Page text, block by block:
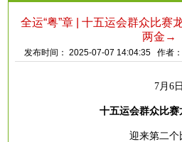
全运“粤”章 | 十五运会群众比赛
两金→
发布时间： 2025-07-07 14:04:35 作者
7月6日
十五运会群众比
迎来第二个